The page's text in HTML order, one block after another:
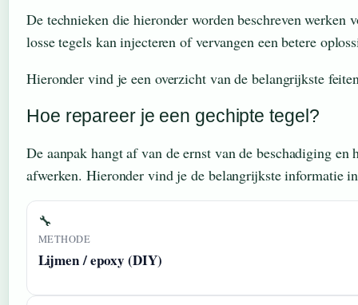
De technieken die hieronder worden beschreven
losse tegels kan injecteren of vervangen een betere
Hieronder vind je een overzicht van de belangrijkste
Hoe repareer je een gechipte tegel?
De aanpak hangt af van de ernst van de beschadiging
afwerken. Hieronder vind je de belangrijkste informatie
🔧
METHODE
Lijmen / epoxy (DIY)